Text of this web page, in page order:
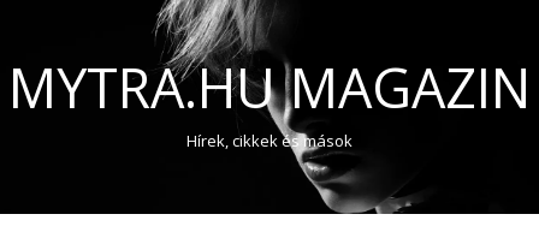
MYTRA.HU MAGAZIN
Hírek, cikkek és mások